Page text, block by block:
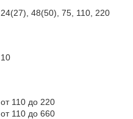
24(27), 48(50), 75, 110, 220
10
от 110 до 220
от 110 до 660